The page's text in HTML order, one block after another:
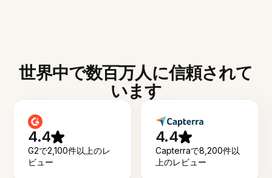
世界中で数百万人に信頼されて
います
4.4
G2で2,100件以上のレ
ビュー
4.4
Capterraで8,200件以
上のレビュー